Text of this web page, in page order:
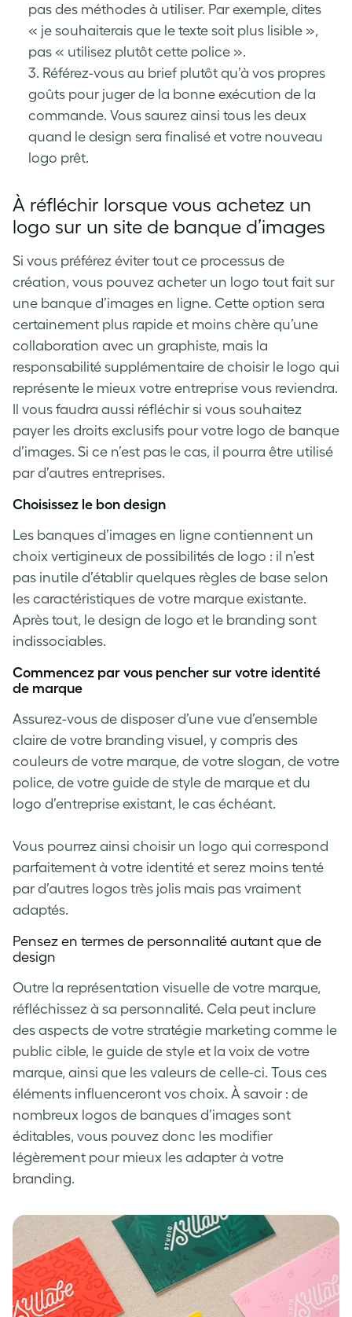
pas des méthodes à utiliser. Par exemple, dites
« je souhaiterais que le texte soit plus lisible »,
pas « utilisez plutôt cette police ».
3. Référez-vous au brief plutôt qu’à vos propres
goûts pour juger de la bonne exécution de la
commande. Vous saurez ainsi tous les deux
quand le design sera finalisé et votre nouveau
logo prêt.
À réfléchir lorsque vous achetez un
logo sur un site de banque d’images
Si vous préférez éviter tout ce processus de
création, vous pouvez acheter un logo tout fait sur
une banque d’images en ligne. Cette option sera
certainement plus rapide et moins chère qu’une
collaboration avec un graphiste, mais la
responsabilité supplémentaire de choisir le logo qui
représente le mieux votre entreprise vous reviendra.
Il vous faudra aussi réfléchir si vous souhaitez
payer les droits exclusifs pour votre logo de banque
d’images. Si ce n’est pas le cas, il pourra être utilisé
par d’autres entreprises.
Choisissez le bon design
Les banques d’images en ligne contiennent un
choix vertigineux de possibilités de logo : il n’est
pas inutile d’établir quelques règles de base selon
les caractéristiques de votre marque existante.
Après tout, le design de logo et le branding sont
indissociables.
Commencez par vous pencher sur votre identité
de marque
Assurez-vous de disposer d’une vue d’ensemble
claire de votre branding visuel, y compris des
couleurs de votre marque, de votre slogan, de votre
police, de votre guide de style de marque et du
logo d’entreprise existant, le cas échéant.
Vous pourrez ainsi choisir un logo qui correspond
parfaitement à votre identité et serez moins tenté
par d’autres logos très jolis mais pas vraiment
adaptés.
Pensez en termes de personnalité autant que de
design
Outre la représentation visuelle de votre marque,
réfléchissez à sa personnalité. Cela peut inclure
des aspects de votre stratégie marketing comme le
public cible, le guide de style et la voix de votre
marque, ainsi que les valeurs de celle-ci. Tous ces
éléments influenceront vos choix. À savoir : de
nombreux logos de banques d’images sont
éditables, vous pouvez donc les modifier
légèrement pour mieux les adapter à votre
branding.